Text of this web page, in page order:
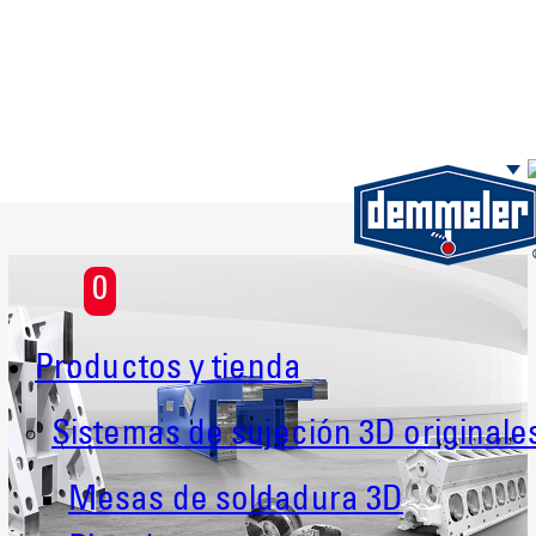
Saltar al contenido principal
0
Productos y tienda
Sistemas de sujeción 3D
Mesas de soldadura 3D